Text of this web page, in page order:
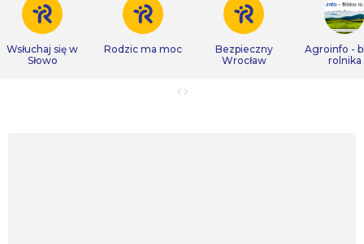
Wsłuchaj się w
Słowo
Rodzic ma moc
Bezpieczny
Wrocław
Agroinfo -
rolnika